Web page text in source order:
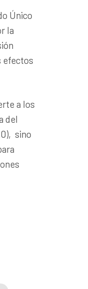
Único
la
efectos
a los
del
sino